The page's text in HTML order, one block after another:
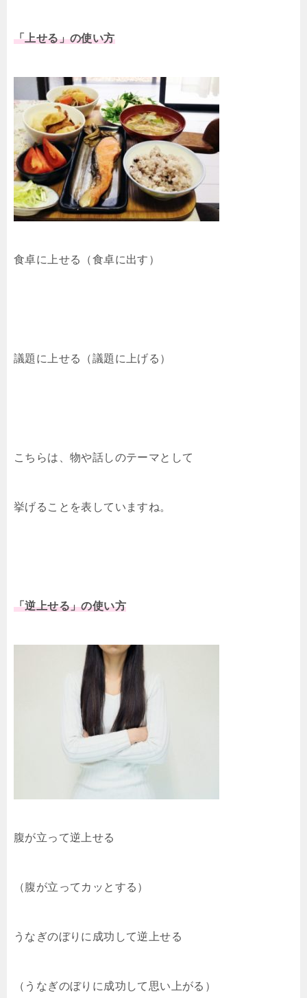
「上せる」の使い方
食卓に上せる（食卓に出す）
議題に上せる（議題に上げる）
こちらは、物や話しのテーマとして
挙げることを表していますね。
「逆上せる」の使い方
腹が立って逆上せる
（腹が立ってカッとする）
うなぎのぼりに成功して逆上せる
（うなぎのぼりに成功して思い上がる）